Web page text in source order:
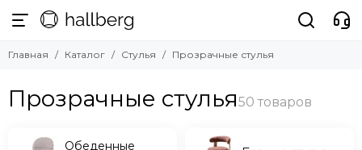
Стулья
Барные стулья
Офисные стулья
Главная Каталог Стулья Прозрачные стулья
Прозрачные стулья
Обеденные